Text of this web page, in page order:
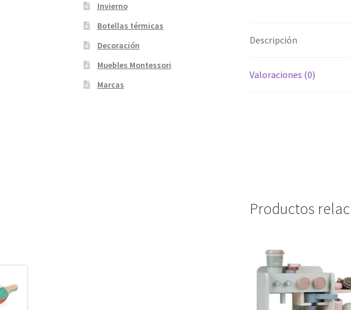
Descripción
Valoraciones (0)
Productos
Invierno
Botellas térmicas
Decoración
Muebles Montessori
Marcas